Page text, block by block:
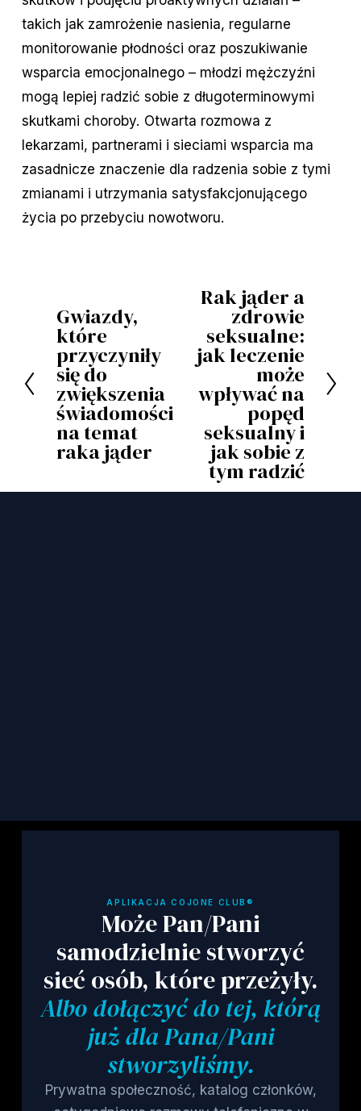
takich jak zamrożenie nasienia, regularne
monitorowanie płodności oraz poszukiwanie
wsparcia emocjonalnego – młodzi mężczyźni
mogą lepiej radzić sobie z długoterminowymi
skutkami choroby. Otwarta rozmowa z
lekarzami, partnerami i sieciami wsparcia ma
zasadnicze znaczenie dla radzenia sobie z tymi
zmianami i utrzymania satysfakcjonującego
życia po przebyciu nowotworu.
P
o
p
r
z
e
d
n
Gwiazdy,
które
przyczyniły
się do
zwiększenia
świadomości
na temat
raka jąder
Rak jąder a
zdrowie
seksualne:
jak leczenie
może
wpływać na
popęd
seksualny i
jak sobie z
tym radzić
APLIKACJA COJONE CLUB®
Może Pan/Pani
samodzielnie stworzyć
sieć osób, które przeżyły.
Albo dołączyć do tej, którą
już dla Pana/Pani
stworzyliśmy.
Prywatna społeczność, katalog członków,